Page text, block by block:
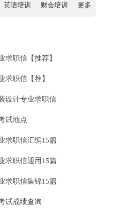
英语培训 财会培训 更多
求职信【推荐】
求职信【荐】
设计专业求职信
试地点
求职信汇编15篇
求职信通用15篇
求职信集锦15篇
试成绩查询